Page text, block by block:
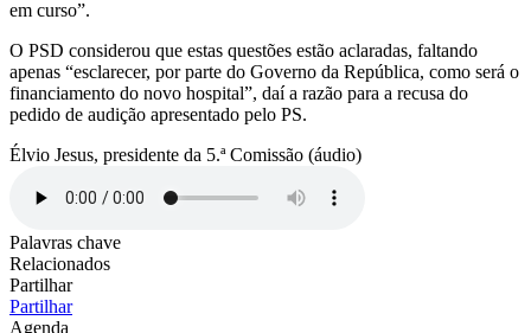
em curso”.
O PSD considerou que estas questões estão aclaradas, faltando
apenas “esclarecer, por parte do Governo da República, como será o
financiamento do novo hospital”, daí a razão para a recusa do
pedido de audição apresentado pelo PS.
Élvio Jesus, presidente da 5.ª Comissão (áudio)
Palavras chave
Relacionados
Partilhar
Partilhar
Agenda